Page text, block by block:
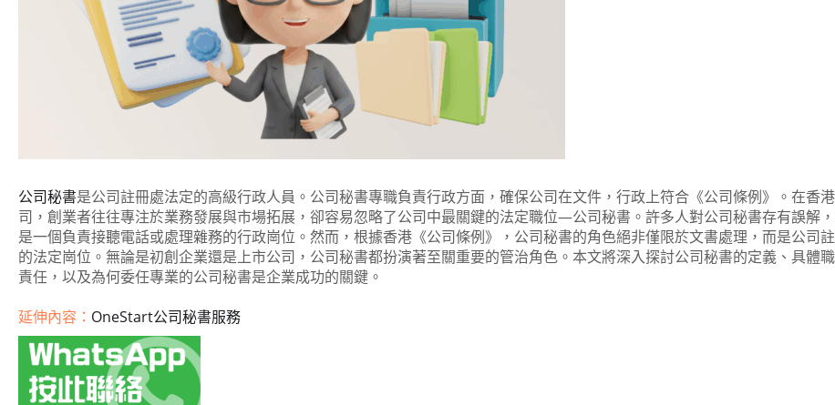
公司秘書是公司註冊處法定的高級行政人員。公司秘書專職負責行政方面，確保公司在文件，行政上符合《公司條例》。在香
司，創業者往往專注於業務發展與市場拓展，卻容易忽略了公司中最關鍵的法定職位—公司秘書 。許多人對公司秘書存有誤解
是一個負責接聽電話或處理雜務的行政崗位。然而，根據香港《公司條例》， 公司秘書的角色絕非僅限於文書處理，而是公司
的法定崗位。無論是初創企業還是上市公司， 公司秘書都扮演著至關重要的管治角色。本文將深入探討公司秘書的定義、具體
責任，以及為何委任專業的公司秘書是企業成功的關鍵。
延伸內容： OneStart公司秘書服務